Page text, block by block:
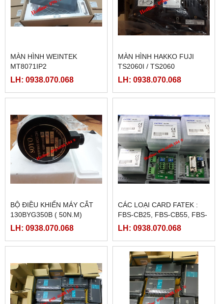
MÀN HÌNH WEINTEK
MT8071IP2
LH: 0938.070.068
MÀN HÌNH HAKKO FUJI
TS2060I / TS2060
LH: 0938.070.068
BỘ ĐIỀU KHIỂN MÁY CẮT
130BYG350B ( 50N.M)
LH: 0938.070.068
CÁC LOẠI CARD FATEK :
FBS-CB25, FBS-CB55, FBS-
CB2, FBS-CB5
LH: 0938.070.068